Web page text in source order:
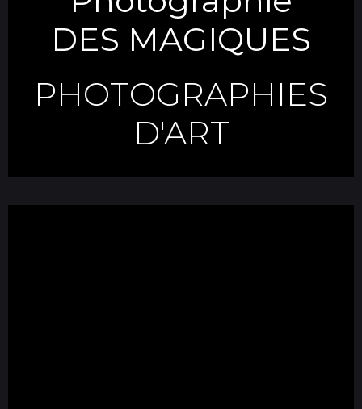
DES MAGIQUES
PHOTOGRAPHIES
D'ART